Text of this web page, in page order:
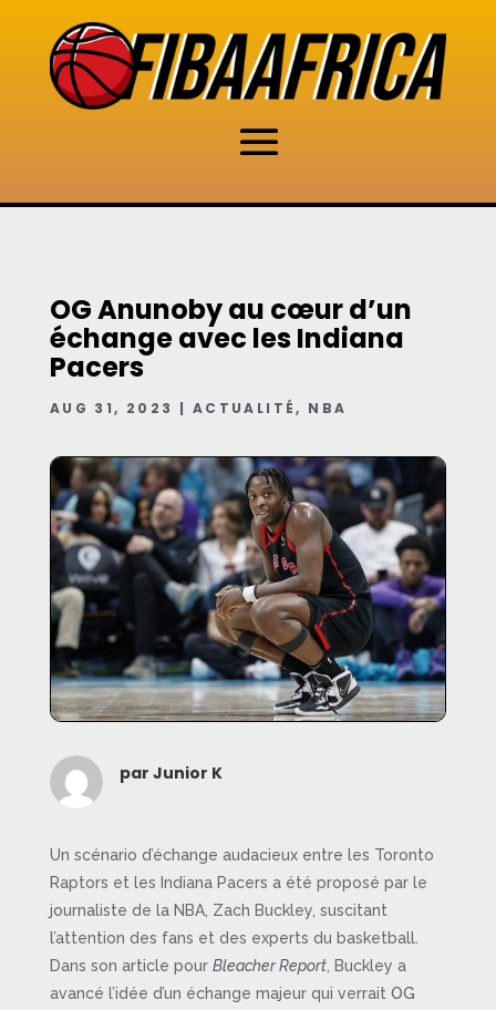
OG Anunoby au cœur d’un
échange avec les Indiana
Pacers
AUG 31, 2023 | ACTUALITÉ, NBA
par Junior K
Un scénario d’échange audacieux entre les Toronto
Raptors et les Indiana Pacers a été proposé par le
journaliste de la NBA, Zach Buckley, suscitant
l’attention des fans et des experts du basketball.
Dans son article pour Bleacher Report, Buckley a
avancé l’idée d’un échange majeur qui verrait OG